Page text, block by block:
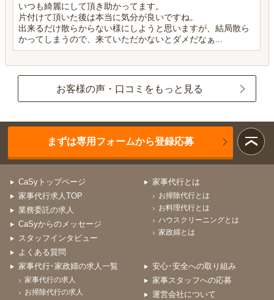
いつも綺麗にして頂き助かってます。
片付けて頂いた後は本当に気分が良いですね。
出来るだけ散らからない様にしようと思いますが、結局散ら
かってしまうので、来ていただかないとダメだなぁ...
お客様の声・口コミをもっと見る
まずは専用フォームから登録応募
CaSyトップページ
家事代行求人TOP
業務委託の求人
CaSyからのメッセージ
スタッフインタビュー
よくある質問
家事代行とは
お掃除代行とは
お料理代行とは
ハウスクリーニングとは
家政婦とは
家事代行･家政婦の求人一覧
家事代行の求人
お掃除代行の求人
安心･安全への取り組み
家事スタッフへの応募
運営会社について